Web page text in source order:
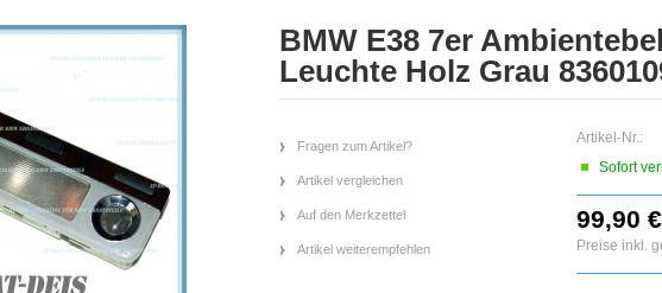
BMW E38 7er
Leuchte Holz Grau
Fragen zum Artikel?
Artikel vergleichen
Auf den Merkzettel
Artikel weiterempfehlen
Artikel-Nr.:
Sofort
99,90
Preise inkl.